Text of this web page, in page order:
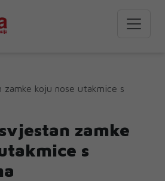
zamke koju nose utakmice s
zamke
s